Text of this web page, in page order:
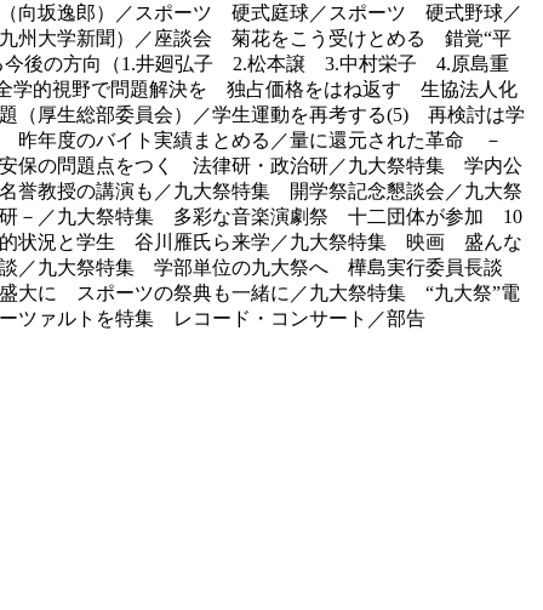
向坂逸郎）／スポーツ 硬式庭球／スポーツ 硬式野球／
州大学新聞）／座談会 菊花をこう受けとめる 錯覚“平
後の方向（1.井廻弘子 2.松本譲 3.中村栄子 4.原島重
的視野で問題解決を 独占価格をはね返す 生協法人化
厚生総部委員会）／学生運動を再考する(5) 再検討は学
年度のバイト実績まとめる／量に還元された革命 －
保の問題点をつく 法律研・政治研／九大祭特集 学内公
教授の講演も／九大祭特集 開学祭記念懇談会／九大祭
－／九大祭特集 多彩な音楽演劇祭 十二団体が参加 10
状況と学生 谷川雁氏ら来学／九大祭特集 映画 盛んな
／九大祭特集 学部単位の九大祭へ 樺島実行委員長談
に スポーツの祭典も一緒に／九大祭特集 “九大祭”電
ァルトを特集 レコード・コンサート／部告